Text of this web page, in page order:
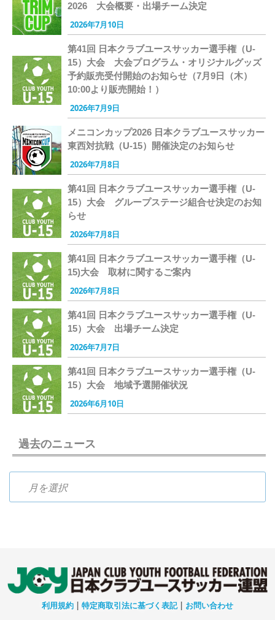
2026 大会概要・出場チーム決定
2026年7月10日
第41回 日本クラブユースサッカー選手権（U-
15）大会 大会プログラム・オリジナルグッズ
予約販売受付開始のお知らせ（7月9日（木）
10:00より販売開始！）
2026年7月9日
メニコンカップ2026 日本クラブユースサッカー
東西対抗戦（U-15）開催決定のお知らせ
2026年7月8日
第41回 日本クラブユースサッカー選手権（U-
15）大会 グループステージ組合せ決定のお知
らせ
2026年7月8日
第41回 日本クラブユースサッカー選手権（U-
15)大会 取材に関するご案内
2026年7月8日
第41回 日本クラブユースサッカー選手権（U-
15）大会 出場チーム決定
2026年7月7日
第41回 日本クラブユースサッカー選手権（U-
15）大会 地域予選開催状況
2026年6月10日
過去のニュース
過去のニュース
利用規約 | 特定商取引法に基づく表記| お問い合わせ